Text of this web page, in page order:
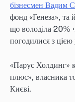
бізнесмен Вадим
фонд «Генеза»,
що володіла 20%
погодилися з
«Парус Холдинг»
плюс», власника
Києві.